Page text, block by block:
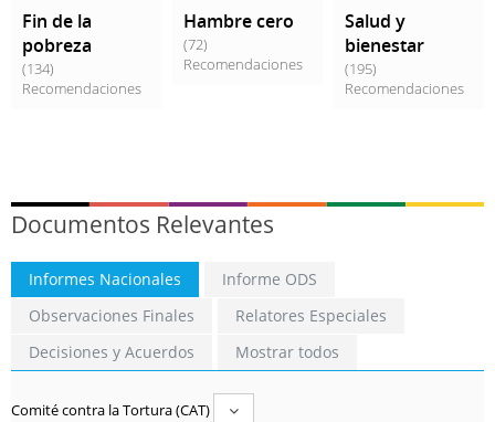
Fin de la
pobreza
(134)
Recomendaciones
Hambre cero
(72)
Recomendaciones
Salud y
bienestar
(195)
Recomendaciones
Documentos Relevantes
Informes Nacionales
Informe ODS
Observaciones Finales
Relatores Especiales
Decisiones y Acuerdos
Mostrar todos
Comité contra la Tortura (CAT)